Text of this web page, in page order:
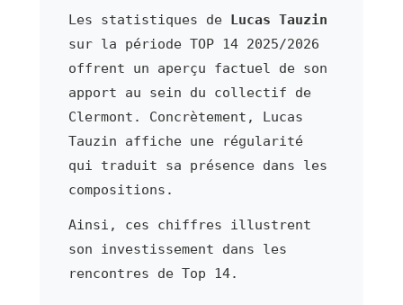
Les statistiques de Lucas Tauzin
sur la période TOP 14 2025/2026
offrent un aperçu factuel de son
apport au sein du collectif de
Clermont. Concrètement, Lucas
Tauzin affiche une régularité
qui traduit sa présence dans les
compositions.
Ainsi, ces chiffres illustrent
son investissement dans les
rencontres de Top 14.